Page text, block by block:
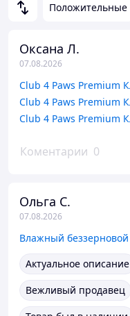
Положительные
Оксана Л.
07.08.2026
Коментарии 0
Ольга С.
07.08.2026
Актуальное описание
Вежливый продавец